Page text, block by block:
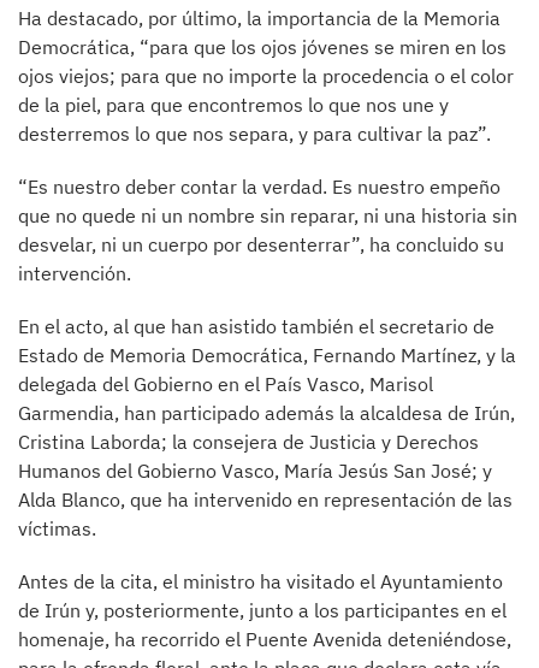
Ha destacado, por último, la importancia de la Memoria
Democrática, “para que los ojos jóvenes se miren en los
ojos viejos; para que no importe la procedencia o el color
de la piel, para que encontremos lo que nos une y
desterremos lo que nos separa, y para cultivar la paz”.
“Es nuestro deber contar la verdad. Es nuestro empeño
que no quede ni un nombre sin reparar, ni una historia sin
desvelar, ni un cuerpo por desenterrar”, ha concluido su
intervención.
En el acto, al que han asistido también el secretario de
Estado de Memoria Democrática, Fernando Martínez, y la
delegada del Gobierno en el País Vasco, Marisol
Garmendia, han participado además la alcaldesa de Irún,
Cristina Laborda; la consejera de Justicia y Derechos
Humanos del Gobierno Vasco, María Jesús San José; y
Alda Blanco, que ha intervenido en representación de las
víctimas.
Antes de la cita, el ministro ha visitado el Ayuntamiento
de Irún y, posteriormente, junto a los participantes en el
homenaje, ha recorrido el Puente Avenida deteniéndose,